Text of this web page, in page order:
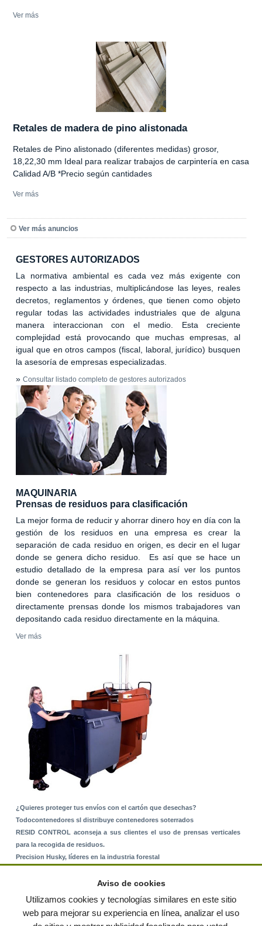
Ver más
Retales de madera de pino alistonada
Retales de Pino alistonado (diferentes medidas) grosor,
18,22,30 mm Ideal para realizar trabajos de carpintería en casa
Calidad A/B *Precio según cantidades
Ver más
Ver más anuncios
GESTORES AUTORIZADOS
La normativa ambiental es cada vez más exigente con
respecto a las industrias, multiplicándose las leyes, reales
decretos, reglamentos y órdenes, que tienen como objeto
regular todas las actividades industriales que de alguna
manera interaccionan con el medio. Esta creciente
complejidad está provocando que muchas empresas, al
igual que en otros campos (fiscal, laboral, jurídico) busquen
la asesoría de empresas especializadas.
» Consultar listado completo de gestores autorizados
MAQUINARIA
Prensas de residuos para clasificación
La mejor forma de reducir y ahorrar dinero hoy en día con la
gestión de los residuos en una empresa es crear la
separación de cada residuo en origen, es decir en el lugar
donde se genera dicho residuo. Es así que se hace un
estudio detallado de la empresa para así ver los puntos
donde se generan los residuos y colocar en estos puntos
bien contenedores para clasificación de los residuos o
directamente prensas donde los mismos trabajadores van
depositando cada residuo directamente en la máquina.
Ver más
¿Quieres proteger tus envíos con el cartón que desechas?
Todocontenedores sl distribuye contenedores soterrados
RESID CONTROL aconseja a sus clientes el uso de prensas verticales
para la recogida de residuos.
Precision Husky, líderes en la industria forestal
Aviso de cookies
Utilizamos cookies y tecnologías similares en este sitio
web para mejorar su experiencia en línea, analizar el uso